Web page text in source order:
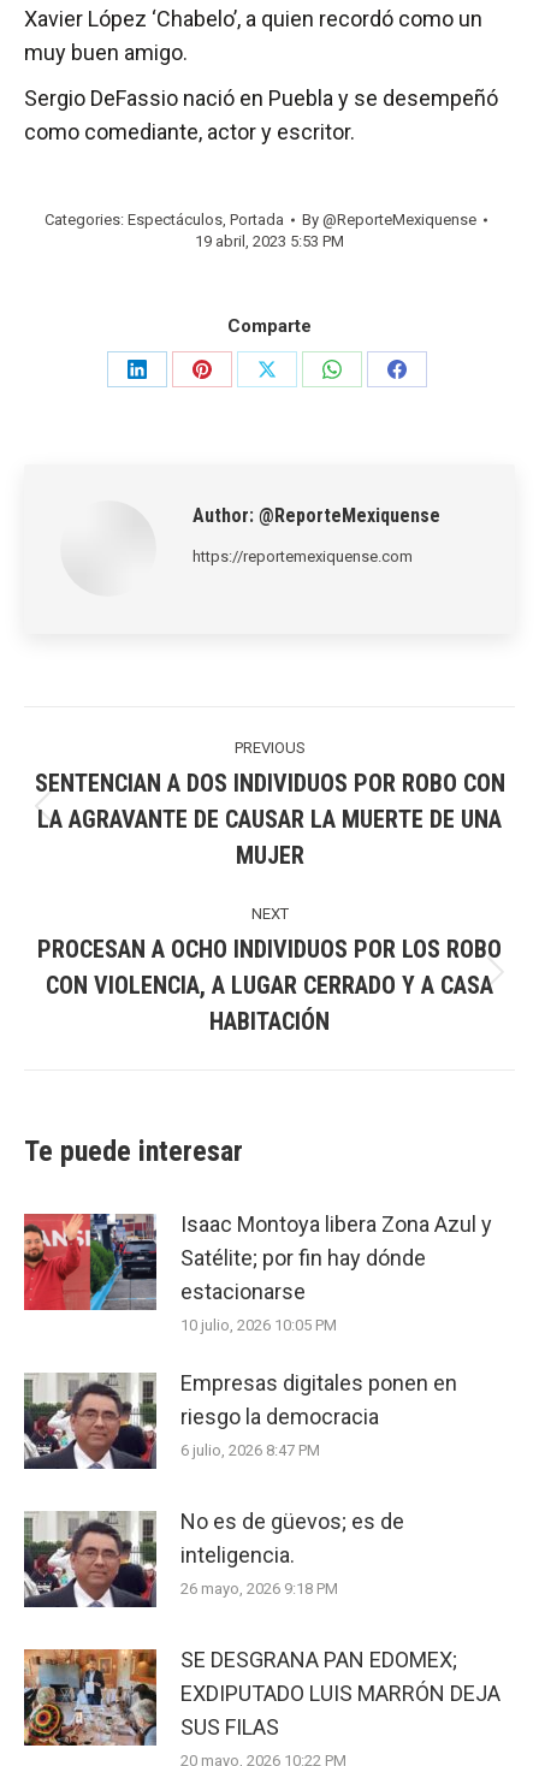
Xavier López ‘Chabelo’, a quien recordó como un
muy buen amigo.
Sergio DeFassio nació en Puebla y se desempeñó
como comediante, actor y escritor.
Categories: Espectáculos, Portada By @ReporteMexiquense
19 abril, 2023 5:53 PM
Comparte
Share
Share
Share
Share
Share
Author: @ReporteMexiquense
https://reportemexiquense.com
PREVIOUS
Previous
post:
SENTENCIAN A DOS INDIVIDUOS POR ROBO CON
LA AGRAVANTE DE CAUSAR LA MUERTE DE UNA
MUJER
NEXT
Next
post:
PROCESAN A OCHO INDIVIDUOS POR LOS ROBO
CON VIOLENCIA, A LUGAR CERRADO Y A CASA
HABITACIÓN
Te puede interesar
Isaac Montoya libera Zona Azul y
Satélite; por fin hay dónde
estacionarse
10 julio, 2026 10:05 PM
Empresas digitales ponen en
riesgo la democracia
6 julio, 2026 8:47 PM
No es de güevos; es de
inteligencia.
26 mayo, 2026 9:18 PM
SE DESGRANA PAN EDOMEX;
EXDIPUTADO LUIS MARRÓN DEJA
SUS FILAS
20 mayo, 2026 10:22 PM